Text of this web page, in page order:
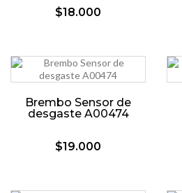
$18.000
Brembo Sensor de
desgaste A00474
$19.000